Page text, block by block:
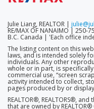
Julie Liang, REALTOR |
RE/MAX OF NANAIMO |
B.C. Canada | 'Each office
The listing content on this
laws, and is intended solely
individuals. Any other
whole or in part, is
commercial use, “screen
activity intended to collect,
pages produced by or
REALTOR®, REALTORS®,
that are owned by